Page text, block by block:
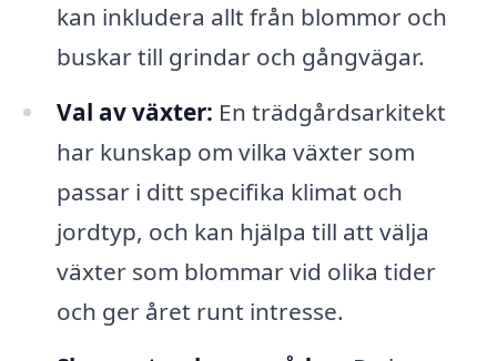
kan inkludera allt från blommor och
buskar till grindar och gångvägar.
Val av växter: En trädgårdsarkitekt
har kunskap om vilka växter som
passar i ditt specifika klimat och
jordtyp, och kan hjälpa till att välja
växter som blommar vid olika tider
och ger året runt intresse.